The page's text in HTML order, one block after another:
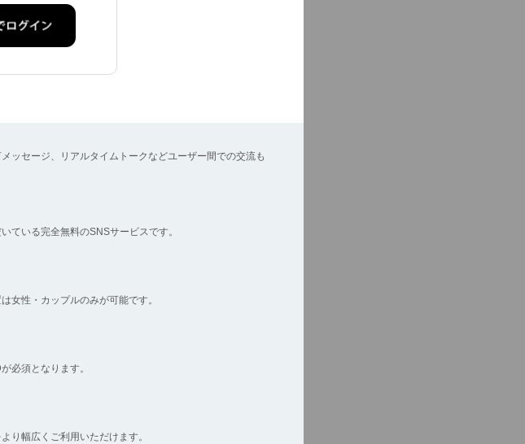
ッセージ、リアルタイムトークなどユーザー間での交流も
ている完全無料のSNSサービスです。
女性・カップルのみが可能です。
必須となります。
り幅広くご利用いただけます。